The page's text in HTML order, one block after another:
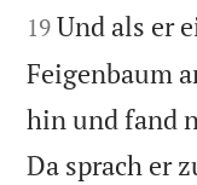
19 Und als er
Feigenbaum
hin und fand
Da sprach er